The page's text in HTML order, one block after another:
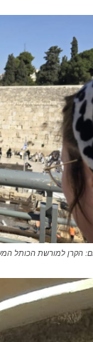
הקרן למורשת הכותל